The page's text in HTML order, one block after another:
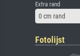
Extra rand
0 cm rand
Fotolijst